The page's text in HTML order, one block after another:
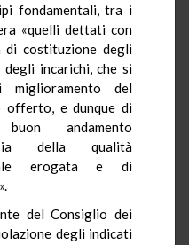
fondamentali, tra i
«quelli dettati con
di costituzione degli
incarichi, che si
miglioramento del
offerto, e dunque di
andamento
sia della qualità
erogata e di
del Consiglio dei
degli indicati